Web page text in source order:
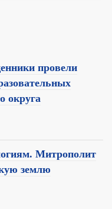
провели
округа
Митрополит
землю